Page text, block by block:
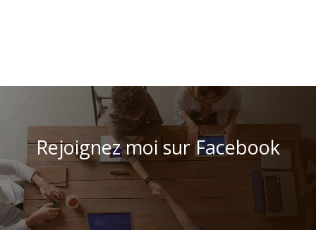
Rejoignez moi sur Facebook